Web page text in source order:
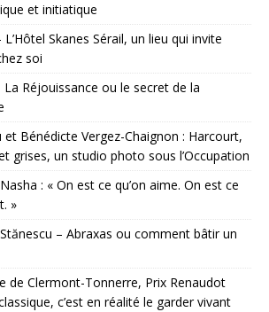
et initiatique
Skanes Sérail, un lieu qui invite
soi
Réjouissance ou le secret de la
et Bénédicte Vergez-Chaignon : Harcourt,
grises, un studio photo sous l’Occupation
: « On est ce qu’on aime. On est ce
»
– Abraxas ou comment bâtir un
de Clermont-Tonnerre, Prix Renaudot
c’est en réalité le garder vivant